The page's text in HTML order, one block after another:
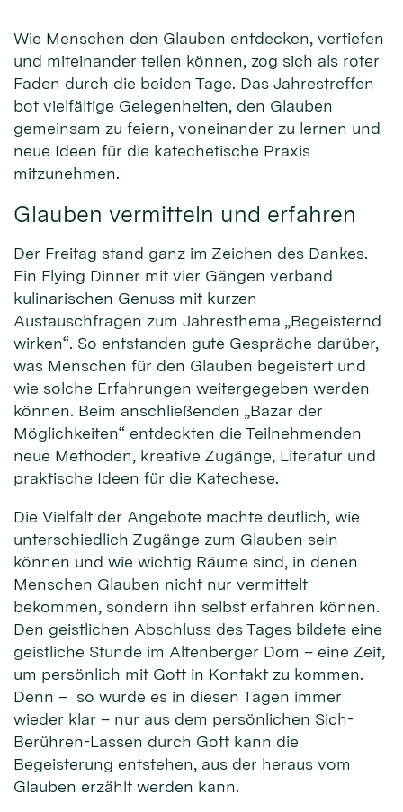
Wie Menschen den Glauben entdecken, vertiefen
und miteinander teilen können, zog sich als roter
Faden durch die beiden Tage. Das Jahrestreffen
bot vielfältige Gelegenheiten, den Glauben
gemeinsam zu feiern, voneinander zu lernen und
neue Ideen für die katechetische Praxis
mitzunehmen.
Glauben vermitteln und erfahren
Der Freitag stand ganz im Zeichen des Dankes.
Ein Flying Dinner mit vier Gängen verband
kulinarischen Genuss mit kurzen
Austauschfragen zum Jahresthema „Begeisternd
wirken“. So entstanden gute Gespräche darüber,
was Menschen für den Glauben begeistert und
wie solche Erfahrungen weitergegeben werden
können. Beim anschließenden „Bazar der
Möglichkeiten“ entdeckten die Teilnehmenden
neue Methoden, kreative Zugänge, Literatur und
praktische Ideen für die Katechese.
Die Vielfalt der Angebote machte deutlich, wie
unterschiedlich Zugänge zum Glauben sein
können und wie wichtig Räume sind, in denen
Menschen Glauben nicht nur vermittelt
bekommen, sondern ihn selbst erfahren können.
Den geistlichen Abschluss des Tages bildete eine
geistliche Stunde im Altenberger Dom – eine Zeit,
um persönlich mit Gott in Kontakt zu kommen.
Denn – so wurde es in diesen Tagen immer
wieder klar – nur aus dem persönlichen Sich-
Berühren-Lassen durch Gott kann die
Begeisterung entstehen, aus der heraus vom
Glauben erzählt werden kann.